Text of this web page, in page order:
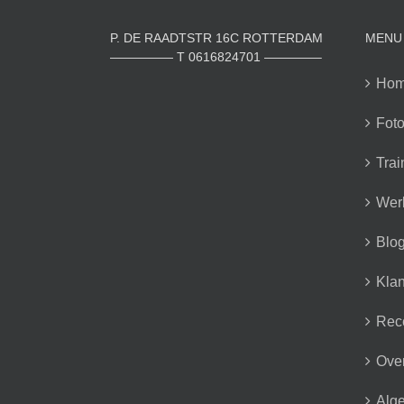
P. DE RAADTSTR 16C ROTTERDAM
————— T 0616824701 ————–
MENU
Blog